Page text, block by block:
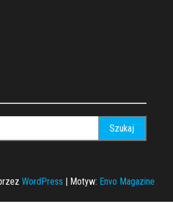
WordPress Motyw: Envo Magazine